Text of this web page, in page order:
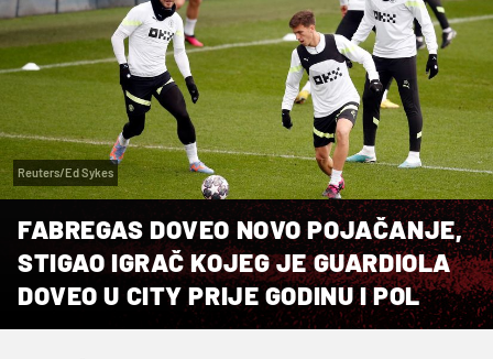
Reuters/Ed Sykes
FABREGAS DOVEO NOVO POJAČANJE,
STIGAO IGRAČ KOJEG JE GUARDIOLA
DOVEO U CITY PRIJE GODINU I POL